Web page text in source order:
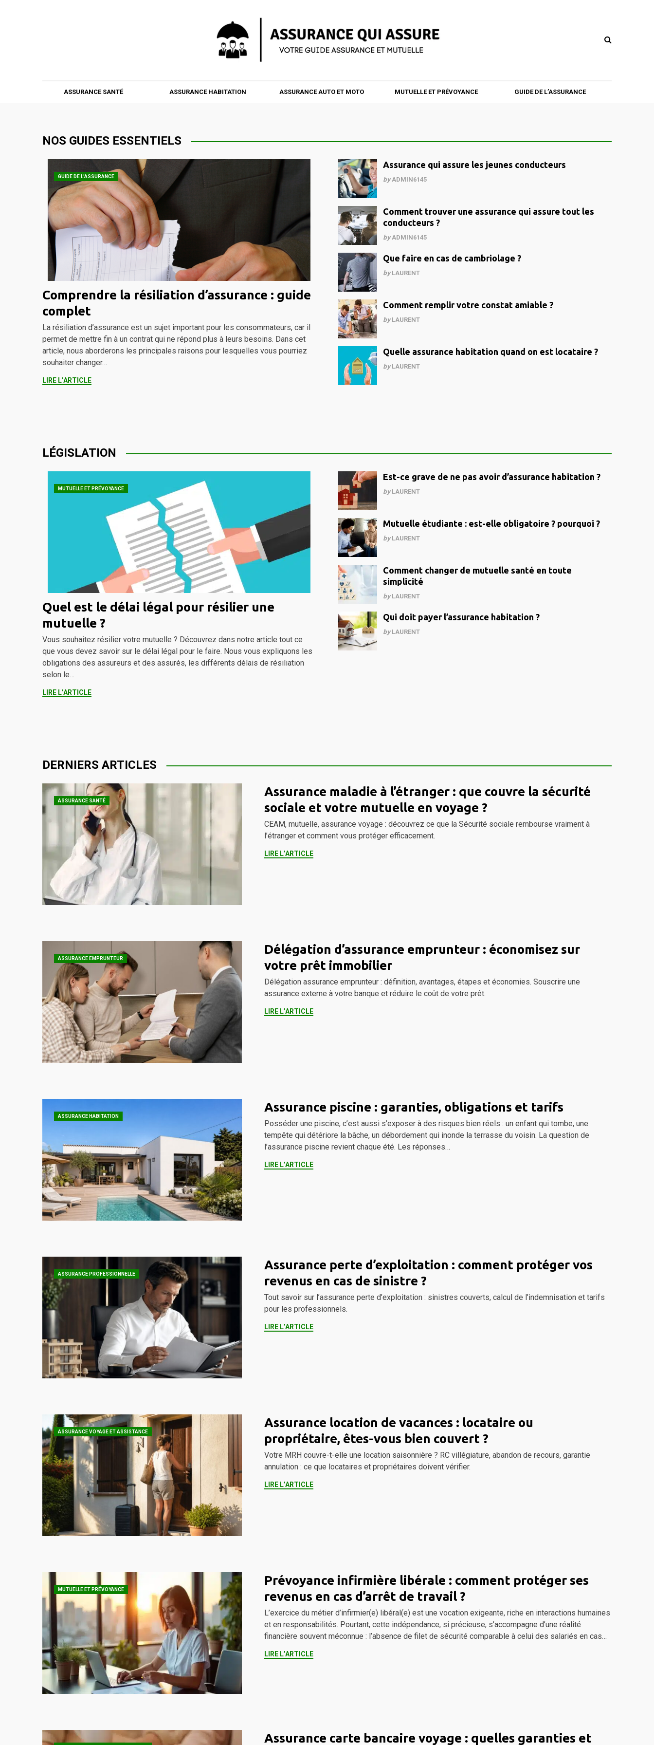
ASSURANCE SANTÉ ASSURANCE HABITATION ASSURANCE AUTO ET MOTO MUTUELLE ET PRÉVOYANCE GUIDE DE L’ASSURANCE
NOS GUIDES ESSENTIELS
GUIDE DE L'ASSURANCE
Comprendre la résiliation d’assurance : guide
complet
La résiliation d’assurance est un sujet important pour les consommateurs, car il
permet de mettre fin à un contrat qui ne répond plus à leurs besoins. Dans cet
article, nous aborderons les principales raisons pour lesquelles vous pourriez
souhaiter changer…
LIRE L’ARTICLE
Assurance qui assure les jeunes conducteurs
byADMIN6145
Comment trouver une assurance qui assure tout les
conducteurs ?
byADMIN6145
Que faire en cas de cambriolage ?
byLAURENT
Comment remplir votre constat amiable ?
byLAURENT
Quelle assurance habitation quand on est locataire ?
byLAURENT
LÉGISLATION
MUTUELLE ET PRÉVOYANCE
Quel est le délai légal pour résilier une
mutuelle ?
Vous souhaitez résilier votre mutuelle ? Découvrez dans notre article tout ce
que vous devez savoir sur le délai légal pour le faire. Nous vous expliquons les
obligations des assureurs et des assurés, les différents délais de résiliation
selon le…
LIRE L’ARTICLE
Est-ce grave de ne pas avoir d’assurance habitation ?
byLAURENT
Mutuelle étudiante : est-elle obligatoire ? pourquoi ?
byLAURENT
Comment changer de mutuelle santé en toute
simplicité
byLAURENT
Qui doit payer l’assurance habitation ?
byLAURENT
DERNIERS ARTICLES
ASSURANCE SANTÉ
Assurance maladie à l’étranger : que couvre la sécurité
sociale et votre mutuelle en voyage ?
CEAM, mutuelle, assurance voyage : découvrez ce que la Sécurité sociale rembourse vraiment à
l’étranger et comment vous protéger efficacement.
LIRE L’ARTICLE
ASSURANCE EMPRUNTEUR
Délégation d’assurance emprunteur : économisez sur
votre prêt immobilier
Délégation assurance emprunteur : définition, avantages, étapes et économies. Souscrire une
assurance externe à votre banque et réduire le coût de votre prêt.
LIRE L’ARTICLE
ASSURANCE HABITATION
Assurance piscine : garanties, obligations et tarifs
Posséder une piscine, c’est aussi s’exposer à des risques bien réels : un enfant qui tombe, une
tempête qui détériore la bâche, un débordement qui inonde la terrasse du voisin. La question de
l’assurance piscine revient chaque été. Les réponses…
LIRE L’ARTICLE
ASSURANCE PROFESSIONNELLE
Assurance perte d’exploitation : comment protéger vos
revenus en cas de sinistre ?
Tout savoir sur l’assurance perte d’exploitation : sinistres couverts, calcul de l’indemnisation et tarifs
pour les professionnels.
LIRE L’ARTICLE
ASSURANCE VOYAGE ET ASSISTANCE
Assurance location de vacances : locataire ou
propriétaire, êtes-vous bien couvert ?
Votre MRH couvre-t-elle une location saisonnière ? RC villégiature, abandon de recours, garantie
annulation : ce que locataires et propriétaires doivent vérifier.
LIRE L’ARTICLE
MUTUELLE ET PRÉVOYANCE
Prévoyance infirmière libérale : comment protéger ses
revenus en cas d’arrêt de travail ?
L’exercice du métier d’infirmier(e) libéral(e) est une vocation exigeante, riche en interactions humaines
et en responsabilités. Pourtant, cette indépendance, si précieuse, s’accompagne d’une réalité
financière souvent méconnue : l’absence de filet de sécurité comparable à celui des salariés en cas…
LIRE L’ARTICLE
Assurance carte bancaire voyage : quelles garanties et